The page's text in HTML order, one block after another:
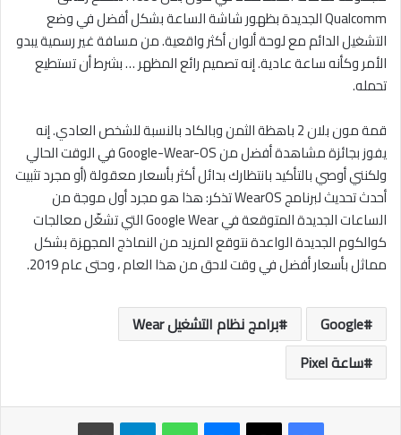
Qualcomm الجديدة بظهور شاشة الساعة بشكل أفضل في وضع
التشغيل الدائم مع لوحة ألوان أكثر واقعية. من مسافة غير رسمية يبدو
الأمر وكأنه ساعة عادية. إنه تصميم رائع المظهر … بشرط أن تستطيع
تحمله.
قمة مون بلان 2 باهظة الثمن وبالكاد بالنسبة للشخص العادي. إنه
يفوز بجائزة مشاهدة أفضل من Google-Wear-OS في الوقت الحالي
ولكنني أوصي بالتأكيد بانتظارك بدائل أكثر بأسعار معقولة (أو مجرد تثبيت
أحدث تحديث لبرنامج WearOS تذكر: هذا هو مجرد أول موجة من
الساعات الجديدة المتوقعة في Google Wear التي تشغّل معالجات
كوالكوم الجديدة الواعدة نتوقع المزيد من النماذج المجهزة بشكل
مماثل بأسعار أفضل في وقت لاحق من هذا العام ، وحتى عام 2019.
Google
برامج نظام التشغيل Wear
ساعة Pixel
ماسنجر واتساب تيلقرام